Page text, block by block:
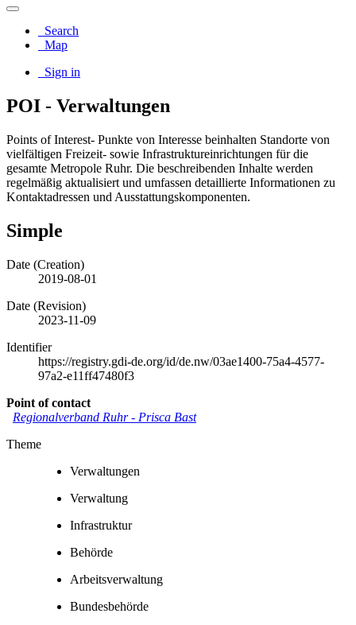
Search
Map
Sign in
POI - Verwaltungen
Points of Interest- Punkte von Interesse beinhalten Standorte von
vielfältigen Freizeit- sowie Infrastruktureinrichtungen für die
gesamte Metropole Ruhr. Die beschreibenden Inhalte werden
regelmäßig aktualisiert und umfassen detaillierte Informationen zu
Kontaktadressen und Ausstattungskomponenten.
Simple
Date (Creation)
2019-08-01
Date (Revision)
2023-11-09
Identifier
https://registry.gdi-de.org/id/de.nw/03ae1400-75a4-4577-
97a2-e11ff47480f3
Point of contact
Regionalverband Ruhr- Prisca Bast
Theme
Verwaltungen
Verwaltung
Infrastruktur
Behörde
Arbeitsverwaltung
Bundesbehörde